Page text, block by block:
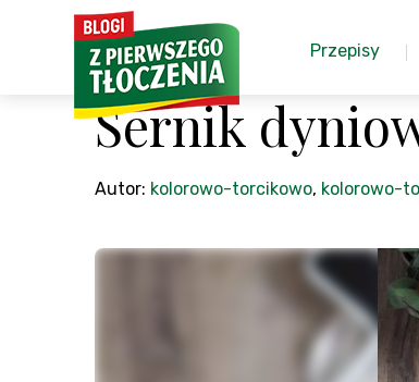
Przepisy
Sernik
Autor: kolorowo-torcikowo, kolorowo-